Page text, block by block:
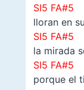
SI5 FA#5
lloran en
SI5 FA#5
la mirada
SI5 FA#5
porque el